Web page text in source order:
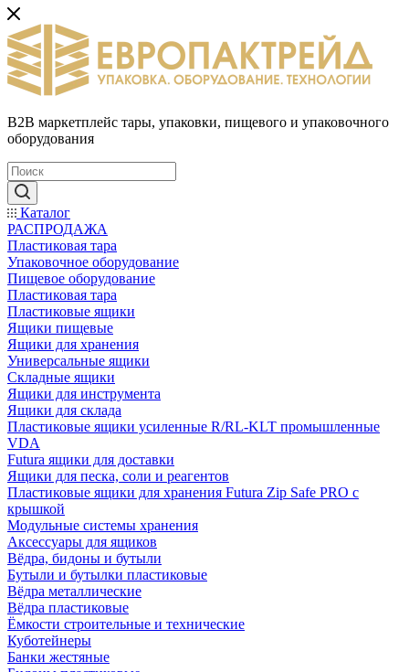
B2B маркетплейс тары, упаковки, пищевого и упаковочного
оборудования
Каталог
РАСПРОДАЖА
Пластиковая тара
Упаковочное оборудование
Пищевое оборудование
Пластиковая тара
Пластиковые ящики
Ящики пищевые
Ящики для хранения
Универсальные ящики
Складные ящики
Ящики для инструмента
Ящики для склада
Пластиковые ящики усиленные R/RL-KLT промышленные
VDA
Futura ящики для доставки
Ящики для песка, соли и реагентов
Пластиковые ящики для хранения Futura Zip Safe PRO с
крышкой
Модульные системы хранения
Аксессуары для ящиков
Вёдра, бидоны и бутыли
Бутыли и бутылки пластиковые
Вёдра металлические
Вёдра пластиковые
Ёмкости строительные и технические
Куботейнеры
Банки жестяные